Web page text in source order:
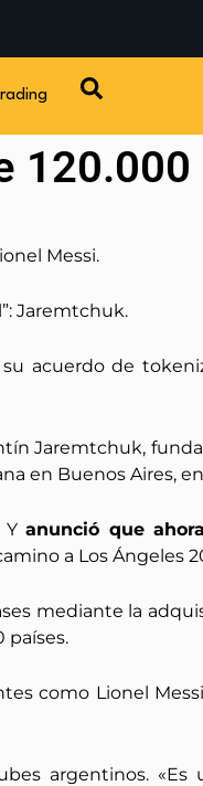
120.000
Messi.
Jaremtchuk.
acuerdo de
Jaremtchuk,
en Buenos Aires,
Yanunció que
a Los Ángeles
mediante la
países.
como Lionel
argentinos. «Es